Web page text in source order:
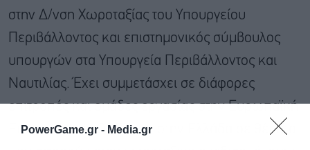
PowerGame.gr - Media.gr
στην Δ/νση Χωροταξίας του Υπουργείου
Περιβάλλοντος και επιστημονικός σύμβουλος
υπουργών στα Υπουργεία Περιβάλλοντος και
Ναυτιλίας. Έχει συμμετάσχει σε διάφορες
επιτροπές και ομάδες εργασίας στην Ευρωπαϊκή
Επιτροπή , τον ΟΟΣΑ και στην Ελλάδα σε θέματα